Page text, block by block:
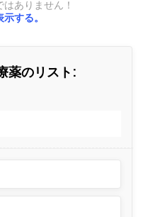
する。
ありません！
薬のリスト: